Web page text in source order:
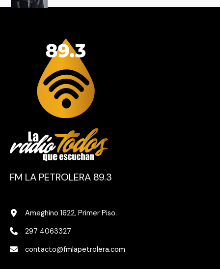
FM LA PETROLERA 89.3
Ameghino 1622, Primer Piso.
297 4063327
contacto@fmlapetrolera.com